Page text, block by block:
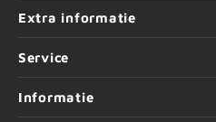
Extra informatie
Service
Informatie